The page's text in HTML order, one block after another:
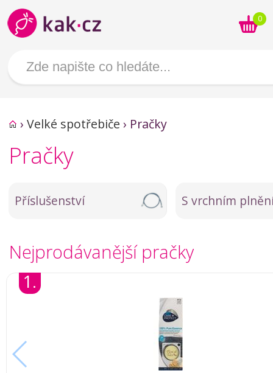
0
› Velké spotřebiče › Pračky
Pračky
Příslušenství S vrchním
Nejprodávanější pračky
1.